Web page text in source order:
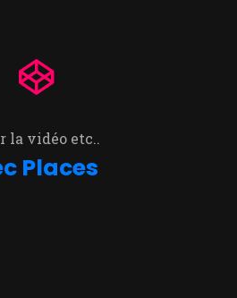
la vidéo etc..
Places